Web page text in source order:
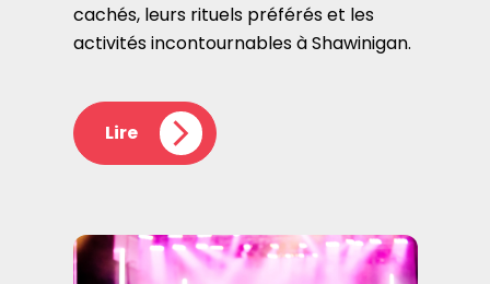
cachés, leurs rituels préférés et les
activités incontournables à Shawinigan.
Lire